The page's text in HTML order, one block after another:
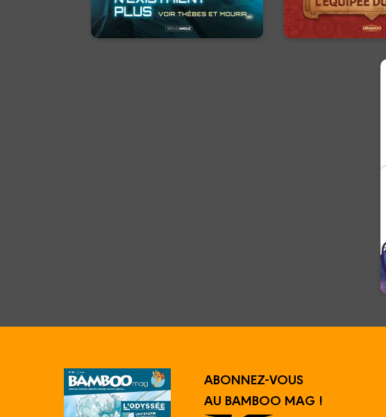
En voir + En
ABONNEZ-VOUS
AU BAMBOO MAG !